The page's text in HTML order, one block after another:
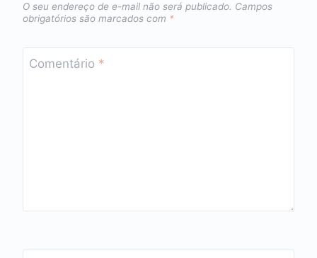
O seu endereço de e-mail não será publicado. Campos
obrigatórios são marcados com *
Comentário *